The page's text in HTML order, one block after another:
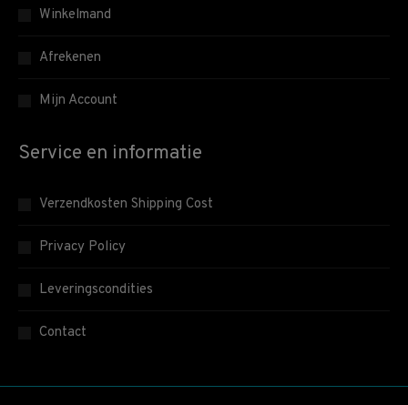
Winkelmand
Afrekenen
Mijn Account
Service en informatie
Verzendkosten Shipping Cost
Privacy Policy
Leveringscondities
Contact